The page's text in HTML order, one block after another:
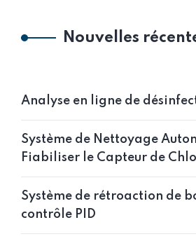
Nouvelles
Analyse en ligne de
Système de Nettoyage
Fiabiliser le Capteur de
Système de rétroaction de
contrôle PID